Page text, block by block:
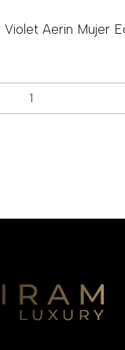
Aerin Mujer